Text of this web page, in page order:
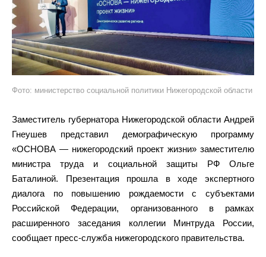
Фото: министерство социальной политики Нижегородской области
Заместитель губернатора Нижегородской области Андрей
Гнеушев представил демографическую программу
«ОСНОВА — нижегородский проект жизни» заместителю
министра труда и социальной защиты РФ Ольге
Баталиной. Презентация прошла в ходе экспертного
диалога по повышению рождаемости с субъектами
Российской Федерации, организованного в рамках
расширенного заседания коллегии Минтруда России,
сообщает пресс-служба нижегородского правительства.